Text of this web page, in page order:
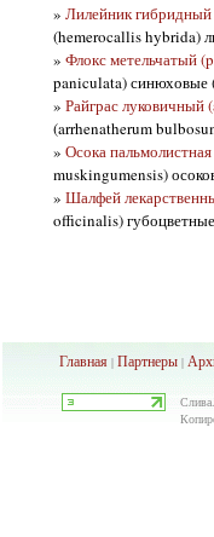
» Лилейник
(hemerocallis hybrida)
» Флокс метельчатый
paniculata) синюховые
» Райграс луковичный
(arrhenatherum
» Осока
muskingumensis)
» Шалфей
officinalis)
Главная| Партнеры|